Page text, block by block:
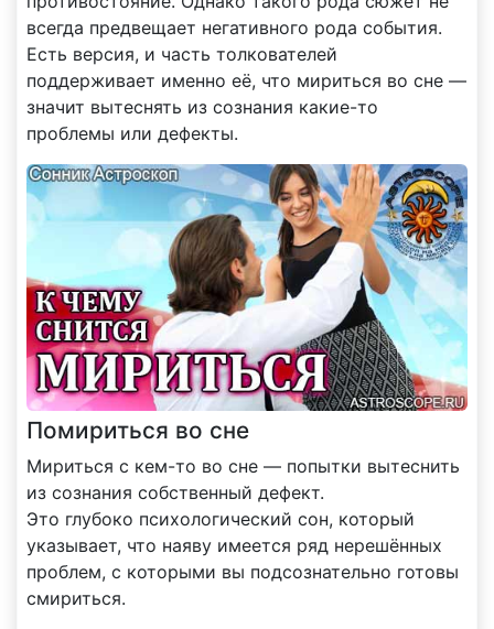
всегда предвещает негативного рода события.
Есть версия, и часть толкователей
поддерживает именно её, что мириться во сне —
значит вытеснять из сознания какие-то
проблемы или дефекты.
Помириться во сне
Мириться с кем-то во сне — попытки вытеснить
из сознания собственный дефект.
Это глубоко психологический сон, который
указывает, что наяву имеется ряд нерешённых
проблем, с которыми вы подсознательно готовы
смириться.